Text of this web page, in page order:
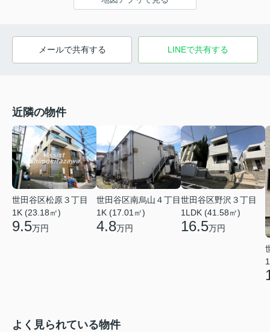
メールで共有する LINEで共有する
近隣の物件
世田谷区松原３丁目
1K (23.18㎡)
9.5万円
世田谷区南烏山４丁目
1K (17.01㎡)
4.8万円
世田谷区野沢３丁目
1LDK (41.58㎡)
16.5万円
よく見られている物件